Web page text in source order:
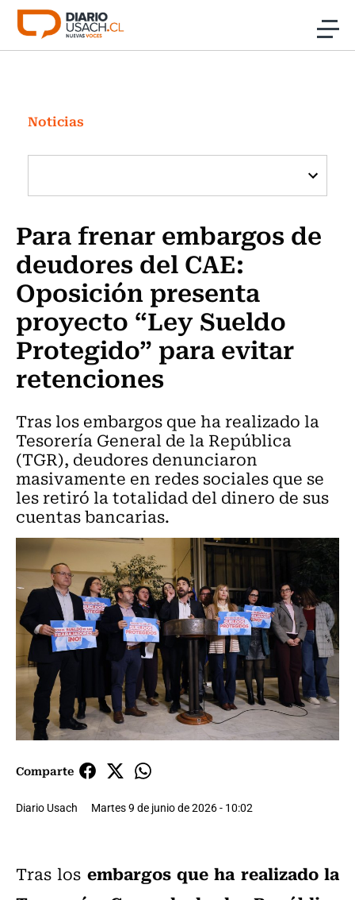
Click acá para ir directamente al contenido
Investigación
Cultura
Programas Radio y TV Usach
Noticias
Para frenar embargos de
deudores del CAE:
Oposición presenta
proyecto “Ley Sueldo
Protegido” para evitar
retenciones
Tras los embargos que ha realizado la
Tesorería General de la República
(TGR), deudores denunciaron
masivamente en redes sociales que se
les retiró la totalidad del dinero de sus
cuentas bancarias.
Comparte
Diario Usach Martes 9 de junio de 2026 - 10:02
Tras los embargos que ha realizado la